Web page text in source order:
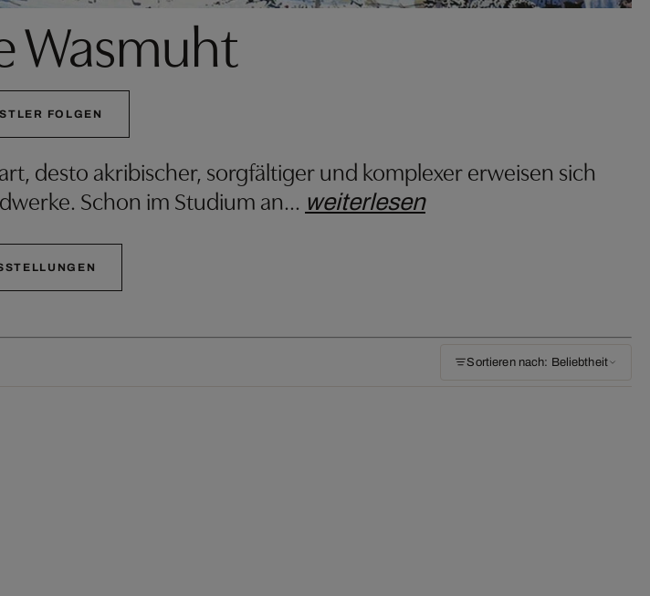
Wasmuht
FOLGEN
desto akribischer, sorgfältiger und komplexer erweisen sich
Schon im Studium an… weiterlesen
Sortieren nach: Beliebtheit